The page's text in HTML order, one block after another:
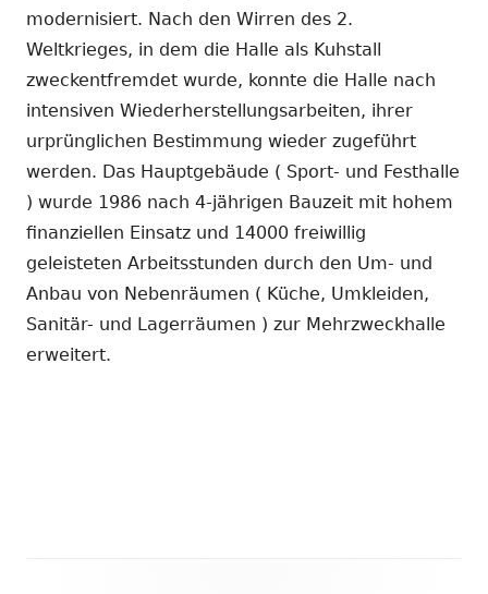
modernisiert. Nach den Wirren des 2.
Weltkrieges, in dem die Halle als Kuhstall
zweckentfremdet wurde, konnte die Halle nach
intensiven Wiederherstellungsarbeiten, ihrer
urprünglichen Bestimmung wieder zugeführt
werden. Das Hauptgebäude ( Sport- und Festhalle
) wurde 1986 nach 4-jährigen Bauzeit mit hohem
finanziellen Einsatz und 14000 freiwillig
geleisteten Arbeitsstunden durch den Um- und
Anbau von Nebenräumen ( Küche, Umkleiden,
Sanitär- und Lagerräumen ) zur Mehrzweckhalle
erweitert.